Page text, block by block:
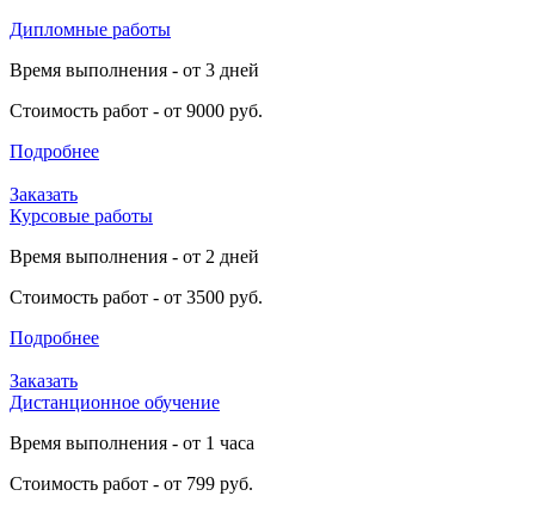
Дипломные работы
Время выполнения - от 3 дней
Стоимость работ - от 9000 руб.
Подробнее
Заказать
Курсовые работы
Время выполнения - от 2 дней
Стоимость работ - от 3500 руб.
Подробнее
Заказать
Дистанционное обучение
Время выполнения - от 1 часа
Стоимость работ - от 799 руб.